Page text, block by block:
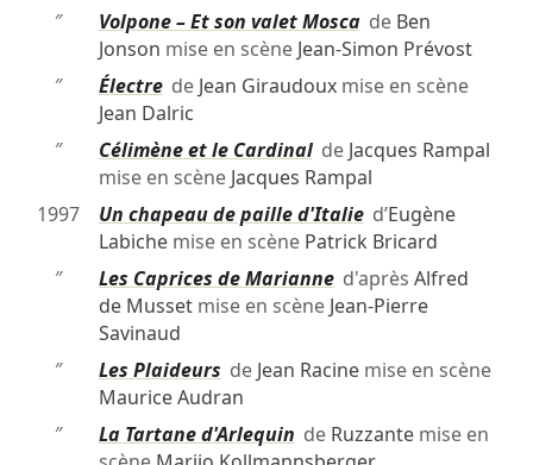
″
Volpone – Et son valet Moscade Ben
Jonson mise en scène Jean-Simon Prévost
″
Électrede Jean Giraudouxmise en scène
Jean Dalric
″
Célimène et le Cardinalde Jacques Rampal
mise en scène Jacques Rampal
1997
Un chapeau de paille d'Italied’Eugène
Labichemise en scène Patrick Bricard
″
Les Caprices de Marianned'après Alfred
de Mussetmise en scène Jean-Pierre
Savinaud
″
Les Plaideurs de Jean Racinemise en scène
Maurice Audran
″
La Tartane d'Arlequin de Ruzzantemise en